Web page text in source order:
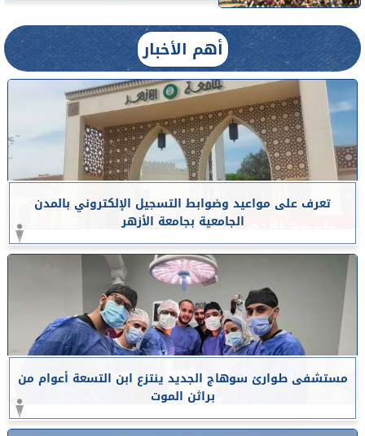
أهم الأخبار
تعرف على مواعيد وضوابط التسجيل الإلكتروني بالمدن
الجامعية بجامعة الأزهر
مستشفى طوارئ سوهاج الجديد ينتزع ابن التسعة أعوام من
براثن الموت